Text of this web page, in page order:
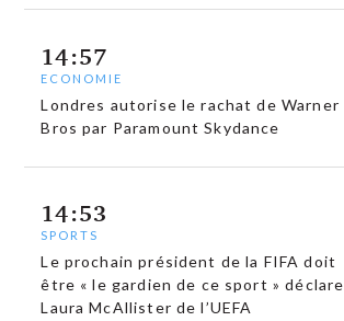
14:57
ECONOMIE
Londres autorise le rachat de Warner
Bros par Paramount Skydance
14:53
SPORTS
Le prochain président de la FIFA doit
être « le gardien de ce sport » déclare
Laura McAllister de l’UEFA